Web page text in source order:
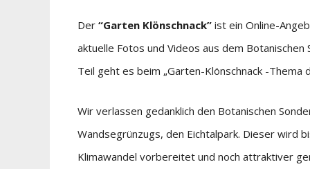
Der “Garten Klönschnack” ist ein Online-
aktuelle Fotos und Videos aus dem
Teil geht es beim „Garten-Klönschnack -Thema
Wir verlassen gedanklich den Botanischen
Wandsegrünzugs, den Eichtalpark. Dieser wird
Klimawandel vorbereitet und noch attraktiver